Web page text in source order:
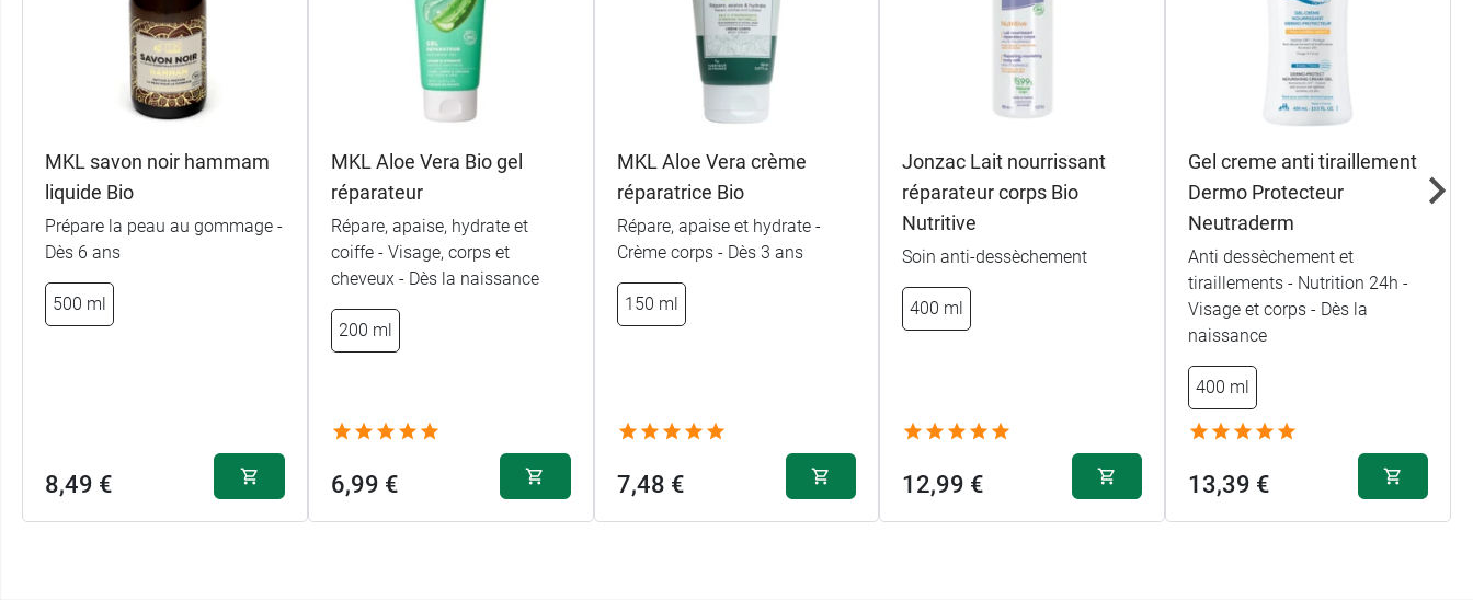
MKL savon noir hammam
liquide Bio
Prépare la peau au gommage -
Dès 6 ans
500 ml
8,49 €
MKL Aloe Vera Bio gel
réparateur
Répare, apaise, hydrate et
coiffe - Visage, corps et
cheveux - Dès la naissance
200 ml
6,99 €
MKL Aloe Vera crème
réparatrice Bio
Répare, apaise et hydrate -
Crème corps - Dès 3 ans
150 ml
7,48 €
Jonzac Lait nourrissant
réparateur corps Bio
Nutritive
Soin anti-dessèchement
400 ml
12,99 €
Gel creme anti tiraillement
Dermo Protecteur
Neutraderm
Anti dessèchement et
tiraillements - Nutrition 24h -
Visage et corps - Dès la
naissance
400 ml
13,39 €